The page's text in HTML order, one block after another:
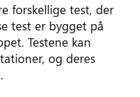
forskellige test, der
test er bygget på
Testene kan
og deres